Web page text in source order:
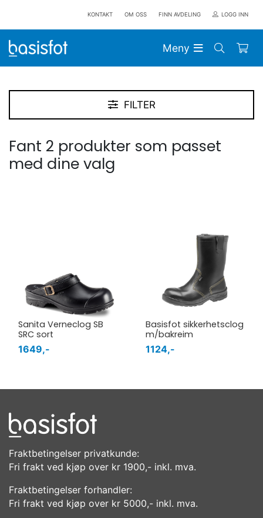
KONTAKT OM OSS FINN AVDELING LOGG INN
Meny
FILTER
Fant 2 produkter som passet
med dine valg
Sanita Verneclog SB
SRC sort
1649,-
Basisfot sikkerhetsclog
m/bakreim
1124,-
Fraktbetingelser privatkunde:
Fri frakt ved kjøp over kr 1900,- inkl. mva.
Fraktbetingelser forhandler:
Fri frakt ved kjøp over kr 5000,- inkl. mva.